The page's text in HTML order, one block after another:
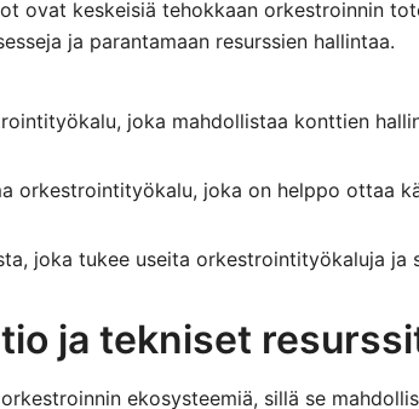
ovat keskeisiä tehokkaan orkestroinnin
ja parantamaan resurssien hallintaa.
joka mahdollistaa konttien
orkestrointityökalu, joka on helppo ottaa
joka tukee useita orkestrointityökaluja ja
ja tekniset
ekosysteemiä, sillä se